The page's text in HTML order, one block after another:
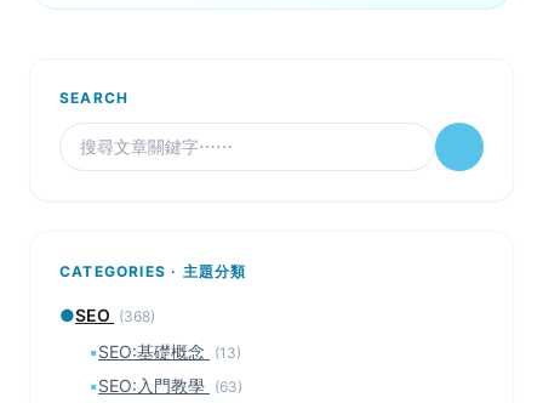
SEARCH
CATEGORIES · 主題分類
●SEO (368)
▪SEO:基礎概念 (13)
▪SEO:入門教學 (63)